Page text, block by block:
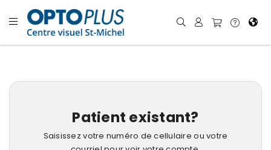
Patient existant?
Saisissez votre numéro de cellulaire ou votre